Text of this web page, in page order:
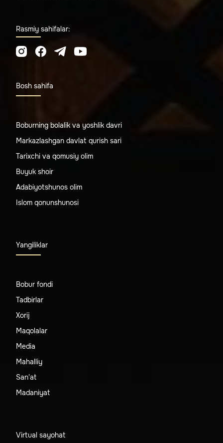
Rasmiy sahifalar:
Bosh sahifa
Boburning bolalik va yoshlik davri
Markazlashgan davlat qurish sari
Tarixchi va qomusiy olim
Buyuk shoir
Adabiyotshunos olim
Islom qonunshunosi
Yangiliklar
Bobur fondi
Tadbirlar
Xorij
Maqolalar
Media
Mahalliy
San'at
Madaniyat
Virtual sayohat